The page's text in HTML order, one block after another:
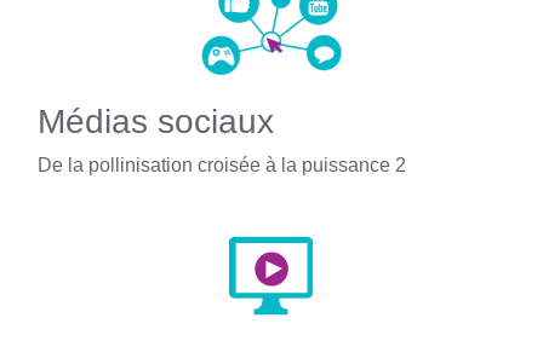
Médias sociaux
De la pollinisation croisée à la puissance 2